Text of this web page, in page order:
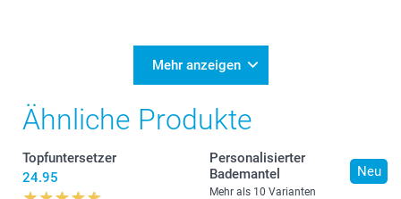
Mehr anzeigen
Ähnliche Produkte
Topfuntersetzer
24.95
Neu
Personalisierter
Bademantel
Mehr als 10 Varianten